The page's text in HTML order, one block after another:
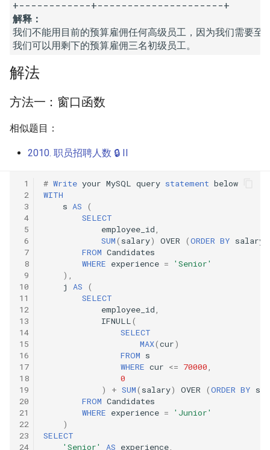
37. 序列化二叉树
38. 字符串的排列
39. 数组中出现次数超过一半
的数字
40. 最小的 k 个数
41. 数据流中的中位数
42. 连续子数组的最大和
43. 1 ～ n 整数中 1 出现的次
44. 数字序列中某一位的数字
45. 把数组排成最小的数
46. 把数字翻译成字符串
47. 礼物的最大价值
48. 最长不含重复字符的子字
符串
49. 丑数
34. 外星语言是否排序
35. 最小时间差
36. 后缀表达式
37. 小行星碰撞
38. 每日温度
39. 直方图最大矩形面积
40. 矩阵中最大的矩形
41. 滑动窗口的平均值
42. 最近请求次数
43. 往完全二叉树添加节点
44. 二叉树每层的最大值
45. 二叉树最底层最左边的值
46. 二叉树的右侧视图
47. 二叉树剪枝
48. 序列化与反序列化二叉树
5.6. 整数转换
5.7. 配对交换
5.8. 绘制直线
8.1. 三步问题
8.2. 迷路的机器人
8.3. 魔术索引
8.4. 幂集
8.5. 递归乘法
8.6. 汉诺塔问题
8.7. 无重复字符串的排列组合
8.8. 有重复字符串的排列组合
8.9. 括号
8.10. 颜色填充
8.11. 硬币
8.12. 八皇后
我们不能用目前的预算雇佣任何高级员工，因为我们需要
我们可以用剩下的预算雇佣三名初级员工。
解法
方法一：窗口函数
相似题目：
2010. 职员招聘人数 🔒 II
1
2
3
4
5
6
7
8
9
10
11
12
13
14
15
16
17
18
19
20
21
22
23
24
# Write your MySQL query statement below
WITH
s AS
(
SELECT
employee_id,
SUM( salary) OVER (ORDER BY salary
FROM Candidates
WHERE experience =
'Senior'
),
j
AS
(
SELECT
employee_id,
IFNULL(
SELECT
MAX(cur)
FROM s
WHERE cur <= 70000,
0
)
+ SUM( salary) OVER (ORDER BY
FROM Candidates
WHERE experience =
'Junior'
)
SELECT
'Senior'
AS experience,